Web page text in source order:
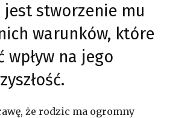
jest stworzenie mu
warunków, które
wpływ na jego
że rodzic ma ogromny